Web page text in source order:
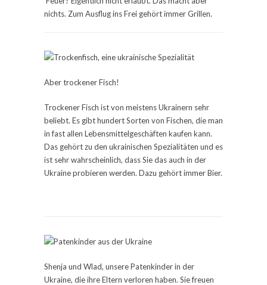
nichts. Zum Ausflug ins Frei gehört immer Grillen.
Aber trockener Fisch!
Trockener Fisch ist von meistens Ukrainern sehr
beliebt. Es gibt hundert Sorten von Fischen, die man
in fast allen Lebensmittelgeschäften kaufen kann.
Das gehört zu den ukrainischen Spezialitäten und es
ist sehr wahrscheinlich, dass Sie das auch in der
Ukraine probieren werden. Dazu gehört immer Bier.
Shenja und Wlad, unsere Patenkinder in der
Ukraine, die ihre Eltern verloren haben. Sie freuen